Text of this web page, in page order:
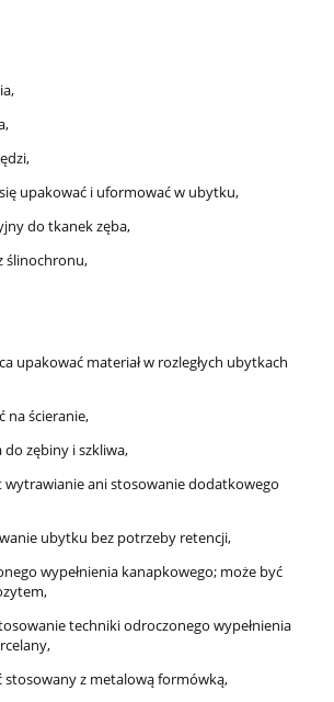
upakować i uformować w ubytku,
do tkanek zęba,
ślinochronu,
upakować materiał w rozległych ubytkach
na ścieranie,
do zębiny i szkliwa,
wytrawianie ani stosowanie dodatkowego
ubytku bez potrzeby retencji,
wypełnienia kanapkowego; może być
techniki odroczonego wypełnienia
stosowany z metalową formówką,